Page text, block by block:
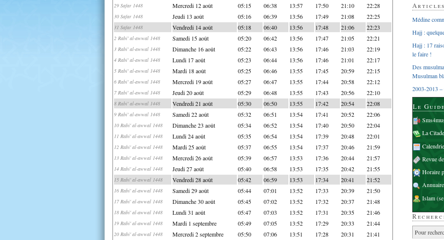
29 Safar 1448 Mercredi 12 août 05:15 06:38 13:57 17:50 21:10 22:28
30 Safar 1448 Jeudi 13 août 05:16 06:39 13:56 17:49 21:08 22:25
31 Safar 1448 Vendredi 14 août 05:18 06:40 13:56 17:48 21:06 22:23
2 Rabi' al-awwal 1448 Samedi 15 août 05:20 06:42 13:56 17:47 21:05 22:21
3 Rabi' al-awwal 1448 Dimanche 16 août 05:22 06:43 13:56 17:46 21:03 22:19
4 Rabi' al-awwal 1448 Lundi 17 août 05:23 06:44 13:56 17:46 21:01 22:17
5 Rabi' al-awwal 1448 Mardi 18 août 05:25 06:46 13:55 17:45 20:59 22:15
6 Rabi' al-awwal 1448 Mercredi 19 août 05:27 06:47 13:55 17:44 20:58 22:12
7 Rabi' al-awwal 1448 Jeudi 20 août 05:29 06:48 13:55 17:43 20:56 22:10
8 Rabi' al-awwal 1448 Vendredi 21 août 05:30 06:50 13:55 17:42 20:54 22:08
9 Rabi' al-awwal 1448 Samedi 22 août 05:32 06:51 13:54 17:41 20:52 22:06
10 Rabi' al-awwal 1448 Dimanche 23 août 05:34 06:52 13:54 17:40 20:50 22:04
11 Rabi' al-awwal 1448 Lundi 24 août 05:35 06:54 13:54 17:39 20:48 22:01
12 Rabi' al-awwal 1448 Mardi 25 août 05:37 06:55 13:54 17:37 20:46 21:59
13 Rabi' al-awwal 1448 Mercredi 26 août 05:39 06:57 13:53 17:36 20:44 21:57
14 Rabi' al-awwal 1448 Jeudi 27 août 05:40 06:58 13:53 17:35 20:42 21:55
15 Rabi' al-awwal 1448 Vendredi 28 août 05:42 06:59 13:53 17:34 20:41 21:52
16 Rabi' al-awwal 1448 Samedi 29 août 05:44 07:01 13:52 17:33 20:39 21:50
17 Rabi' al-awwal 1448 Dimanche 30 août 05:45 07:02 13:52 17:32 20:37 21:48
18 Rabi' al-awwal 1448 Lundi 31 août 05:47 07:03 13:52 17:31 20:35 21:46
19 Rabi' al-awwal 1448 Mardi 1 septembre 05:49 07:05 13:52 17:29 20:33 21:44
20 Rabi' al-awwal 1448 Mercredi 2 septembre 05:50 07:06 13:51 17:28 20:31 21:41
Médine
Hajj :
Hajj : 17
le faire !
Des
Musulman
2003-2013 –
Le
La
Revue
Horaire
Islam